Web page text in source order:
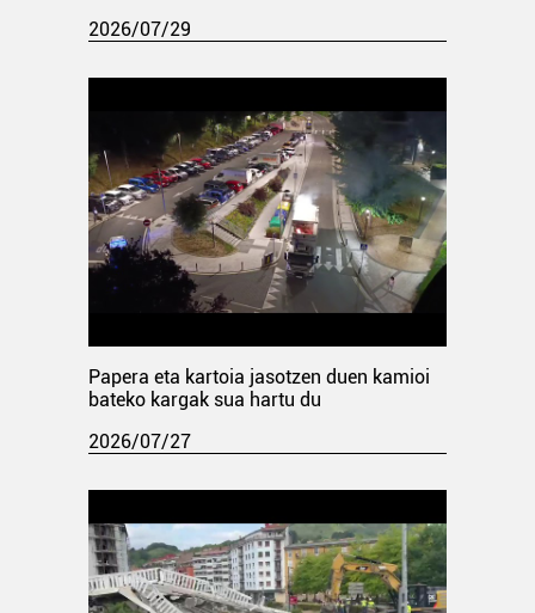
2026/07/29
Papera eta kartoia jasotzen duen kamioi
bateko kargak sua hartu du
2026/07/27